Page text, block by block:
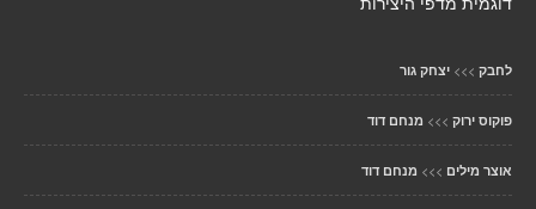
לחבק >>> יצחק גור
פוקוס ירוק >>> מנחם דוד
אוצר מילים >>> מנחם דוד